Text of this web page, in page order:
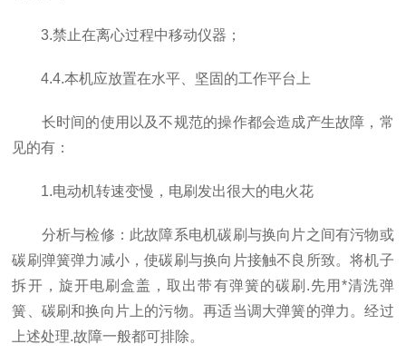
3.禁止在离心过程中移动仪器；
4.4.本机应放置在水平、坚固的工作平台上
长时间的使用以及不规范的操作都会造成产生故障，常
见的有：
1.电动机转速变慢，电刷发出很大的电火花
分析与检修：此故障系电机碳刷与换向片之间有污物或
碳刷弹簧弹力减小，使碳刷与换向片接触不良所致。将机子
拆开，旋开电刷盒盖，取出带有弹簧的碳刷.先用*清洗弹
簧、碳刷和换向片上的污物。再适当调大弹簧的弹力。经过
上述处理.故障一般都可排除。